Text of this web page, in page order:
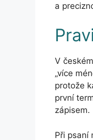
a
V
„více
protože
první
zápisem.
Při psaní